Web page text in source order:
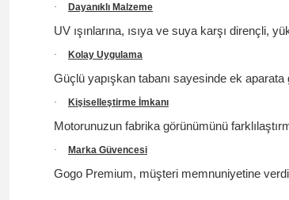
· Dayanıklı Malzeme
UV ışınlarına, ısıya ve suya karşı dirençli,
· Kolay Uygulama
Güçlü yapışkan tabanı sayesinde ek
· Kişiselleştirme İmkanı
Motorunuzun fabrika görünümünü
· Marka Güvencesi
Gogo Premium, müşteri memnuniyetine